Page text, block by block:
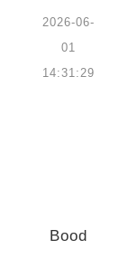
2026-06-
01
14:31:29
Bood